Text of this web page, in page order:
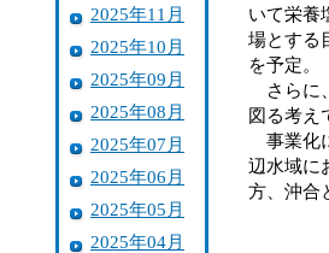
2025年11月
2025年10月
2025年09月
2025年08月
2025年07月
2025年06月
2025年05月
2025年04月
いて栄養
場とする
を予定。
さらに
図る考え
事業化
辺水域に
方、沖合